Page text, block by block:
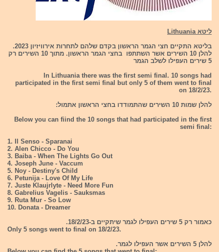
ליטא Lithuania
בליטא התקיים חצי הגמר הראשון בקדם שלהם לתחרות אירוויזיון 2023.
להלן 10 השירים אשר השתתפו בחצי הגמר הראשון. מתוך 10 השירים רק
5 שירים העפילו לשלב הגמר
In Lithuania there was the first semi final. 10 songs had
participated in the first semi final but only 5 of them went to final
on 18/2/23.
להלן שמות 10 השירים שהתמודדו בחצי הראשון אתמול:
Below you can fiind the 10 songs that had participated in the first
semi final:
1. Il Senso - Sparanai
2. Alen Chicco - Do You
3. Baiba - When The Lights Go Out
4. Joseph June - Vaccum
5. Noy - Destiny's Child
6. Petunija - Love Of My Life
7. Juste Klaujrlyte - Need More Fun
8. Gabrelius Vagelis - Sauksmas
9. Ruta Mur - So Low
10. Donata - Dreamer
כאמור רק 5 שירים העפילו לגמר שיתקיים ב-18/2/23.
Only 5 songs went to final on 18/2/23.
להלן 5 השירים אשר העפילו לגמר.